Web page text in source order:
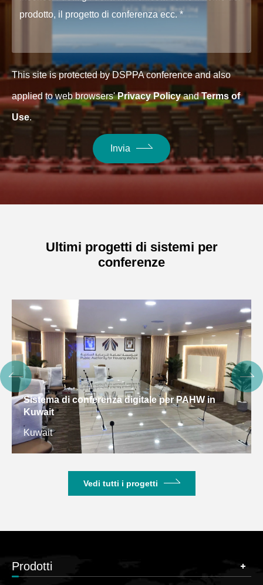
This site is protected by DSPPA conference and also
applied to web browsers'Privacy PolicyandTerms of
Use.
Invia
Ultimi progetti di sistemi per
conferenze
Sistema di conferenza digitale per PAHW in
Kuwait
Kuwait
Vedi tutti i progetti
Prodotti